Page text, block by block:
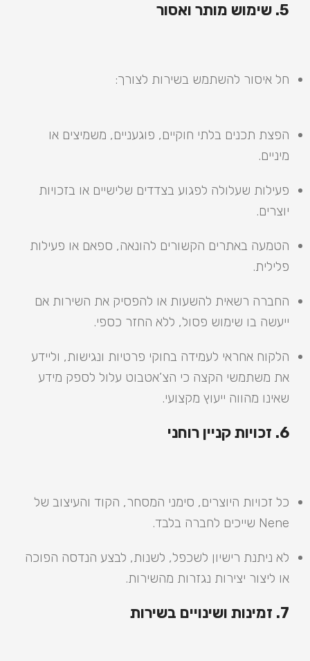
5. שימוש מותר ואסור
חל איסור להשתמש בשירות לצורך:
הפצת תכנים בלתי חוקיים, פוגעניים, משמיצים או
מיניים.
פעילות שעלולה לפגוע בצדדים שלישיים או בזכויות
יוצרים.
הטמעה באתרים הקשורים להונאה, ספאם או פעילות
פלילית.
החברה רשאית להשעות או להפסיק את השירות אם
ייעשה בו שימוש פסול, ללא החזר כספי.
הלקוח אחראי לעמידה בחוקי פרטיות ונגישות, וליידע
את משתמשי הקצה כי הצ’אטבוט עלול לספק מידע
שאינו מהווה ייעוץ מקצועי.
6. זכויות קניין רוחני
כל זכויות היוצרים, סימני המסחר, הקוד והעיצוב של
Nene שייכים לחברה בלבד.
לא ניתנת רישיון לשכפל, לשנות, לבצע הנדסה הפוכה
או ליצור יצירות נגזרות מהשירות.
7. זמינות ושינויים בשירות